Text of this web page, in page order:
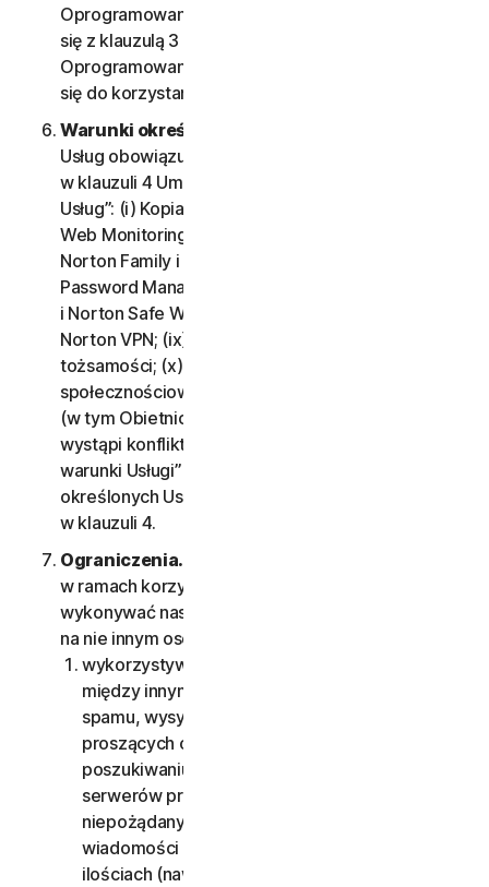
Oprogramowania na Urządzeniu. Należy zapoznać
się z klauzulą 3 umowy LSA — „Warunki licencji na
Oprogramowanie”, aby poznać warunki stosujące
się do korzystania z tego Oprogramowania.
Warunki określonych Usług.
Usług obowiązują dodatkowe warunki, określone
w klauzuli 4 Umowy LSA — „Warunki określonych
Usług”: (i) Kopia zapasowa w chmurze; (ii) Dark
Web Monitoring; (iii) Norton Credit Portal; (iv)
Norton Family i Kontrola rodzicielska; (v) Norton
Password Manager; (vi) Norton Safe Search
i Norton Safe Web; (vii) Norton Small Business; (viii)
Norton VPN; (ix) Usługi pomocy w odzyskiwaniu
tożsamości; (x) Monitorowanie mediów
społecznościowych oraz (xi) Pomoc techniczna
(w tym Obietnica ochrony przed wirusami). Jeśli
wystąpi konflikt między klauzulą 2 — „Ogólne
warunki Usługi” a klauzulą 4 — „Warunki
określonych Usług”, obowiązują warunki zawarte
w klauzuli 4.
Ograniczenia.
w ramach korzystania z Usług samodzielnie
wykonywać następujących czynności ani zezwalać
na nie innym osobom:
wykorzystywać Usług do celów nielegalnych,
między innymi skanowania portów, wysyłania
spamu, wysyłania wiadomości e-mail
proszących o zgodę, skanowania w
poszukiwaniu otwartych przekaźników lub
serwerów proxy, wysyłania dowolnego rodzaju
niepożądanych wiadomości e-mail lub
wiadomości e-mail wysyłanych w ogromnych
ilościach (nawet, jeśli dokonywane jest to z